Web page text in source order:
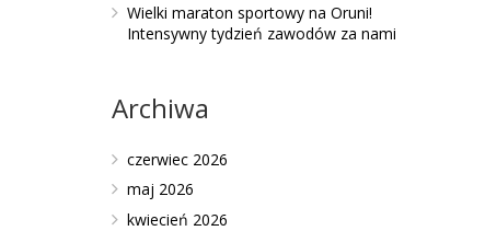
Wielki maraton sportowy na Oruni!
Intensywny tydzień zawodów za nami
Archiwa
czerwiec 2026
maj 2026
kwiecień 2026